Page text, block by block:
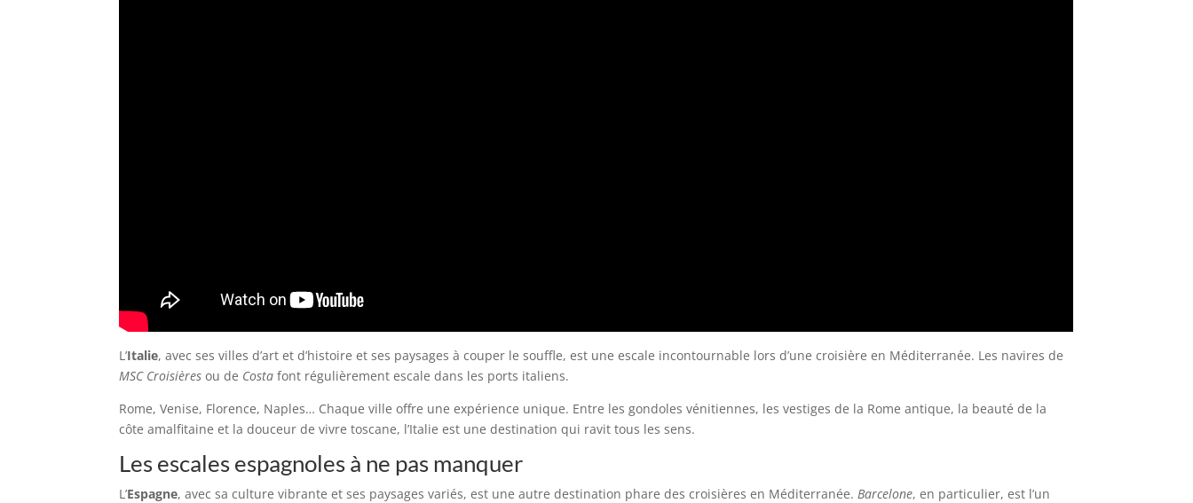
L’Italie, avec ses villes d’art et d’histoire et ses paysages à couper le souffle, est une escale incontournable lors d’une croisière en Méditerranée. Les navires de
MSC Croisières ou de Costa font régulièrement escale dans les ports italiens.
Rome, Venise, Florence, Naples… Chaque ville offre une expérience unique. Entre les gondoles vénitiennes, les vestiges de la Rome antique, la beauté de la
côte amalfitaine et la douceur de vivre toscane, l’Italie est une destination qui ravit tous les sens.
Les escales espagnoles à ne pas manquer
L’Espagne, avec sa culture vibrante et ses paysages variés, est une autre destination phare des croisières en Méditerranée. Barcelone, en particulier, est l’un